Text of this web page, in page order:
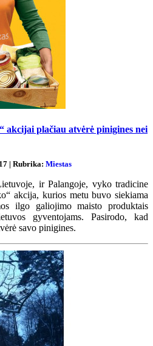
akcijai plačiau atvėrė pinigines nei
| Rubrika: Miestas
ir Palangoje, vyko tradicine
akcija, kurios metu buvo siekiama
ilgo galiojimo maisto produktais
gyventojams. Pasirodo, kad
savo pinigines.